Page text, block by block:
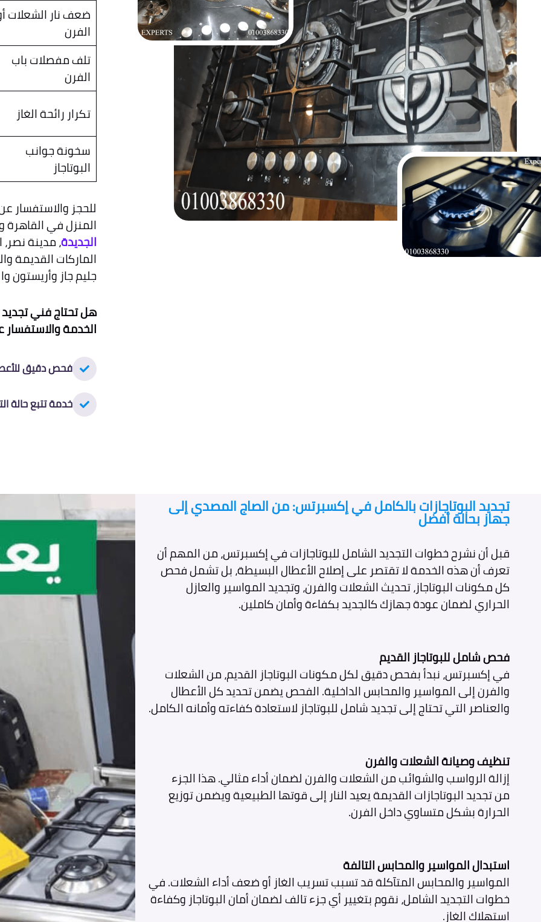
ضعف نار الشعلات
الفرن
تلف مفصلات باب
الفرن
تكرار رائحة الغاز
سخونة جوانب
البوتاجاز
للحجز والاستفسار
المنزل في القاهرة
الجديدة، مدينة
الماركات القديمة
جليم جاز وأريستون
هل تحتاج فني تجديد
الخدمة والاستفسار
فحص دقيق
خدمة تتبع حالة
تجديد البوتاجازات بالكامل في إكسبرتس: من الصاج المصدي إلى
جهاز بحالة أفضل
قبل أن نشرح خطوات التجديد الشامل للبوتاجازات في إكسبرتس، من المهم أن
تعرف أن هذه الخدمة لا تقتصر على إصلاح الأعطال البسيطة، بل تشمل فحص
كل مكونات البوتاجاز، تحديث الشعلات والفرن، وتجديد المواسير والعازل
الحراري لضمان عودة جهازك كالجديد بكفاءة وأمان كاملين.
فحص شامل للبوتاجاز القديم
في إكسبرتس، نبدأ بفحص دقيق لكل مكونات البوتاجاز القديم، من الشعلات
والفرن إلى المواسير والمحابس الداخلية. الفحص يضمن تحديد كل الأعطال
والعناصر التي تحتاج إلى تجديد شامل للبوتاجاز لاستعادة كفاءته وأمانه الكامل.
تنظيف وصيانة الشعلات والفرن
إزالة الرواسب والشوائب من الشعلات والفرن لضمان أداء مثالي. هذا الجزء
من تجديد البوتاجازات القديمة يعيد النار إلى قوتها الطبيعية ويضمن توزيع
الحرارة بشكل متساوي داخل الفرن.
استبدال المواسير والمحابس التالفة
المواسير والمحابس المتآكلة قد تسبب تسريب الغاز أو ضعف أداء الشعلات. في
خطوات التجديد الشامل، نقوم بتغيير أي جزء تالف لضمان أمان البوتاجاز وكفاءة
استهلاك الغاز.